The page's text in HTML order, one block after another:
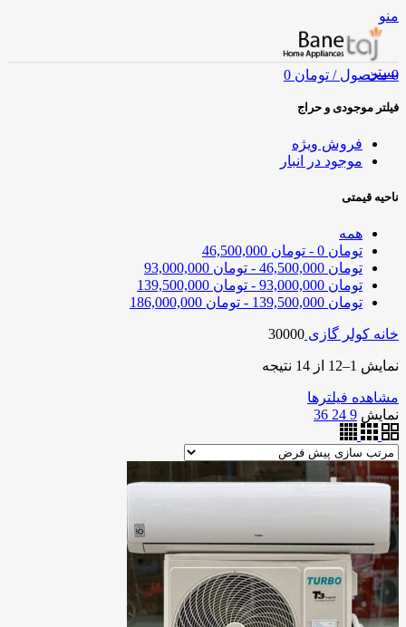
منو
0 محصول / تومان بستن
فیلتر موجودی و حراج
فروش ویژه
موجود در انبار
ناحیه قیمتی
همه
تومان
- تومان
تومان
- تومان
تومان
- تومان
تومان
- تومان
خانه کولر گازی 30000
نمایش 1–12 از 14 نتیجه
مشاهده فیلترها
نمایش 9
24
36